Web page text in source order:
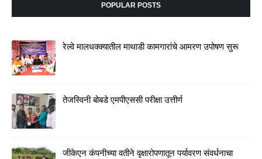
POPULAR POSTS
रेल्वे मालधक्क्यातील माथाडी कामगारांचे आमरण उपोषण सुरू
तेजस्विनी बोबडे एमपीएससी परीक्षा उत्तीर्ण
जीकेएन कंपनीच्या वतीने वृक्षारोपणातून पर्यावरण संवर्धनाचा